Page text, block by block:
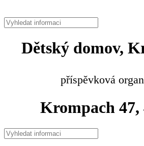
Dětský domov,
příspěvková
Krompach 47,